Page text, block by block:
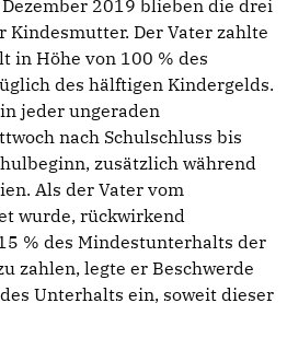
2019 blieben die drei
Der Vater zahlte
in Höhe von 100 % des
des hälftigen Kindergelds.
jeder ungeraden
nach Schulschluss bis
zusätzlich während
Als der Vater vom
wurde, rückwirkend
% des Mindestunterhalts der
zahlen, legte er Beschwerde
Unterhalts ein, soweit dieser